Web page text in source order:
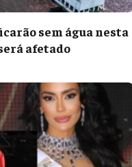
sem água nesta
afetado